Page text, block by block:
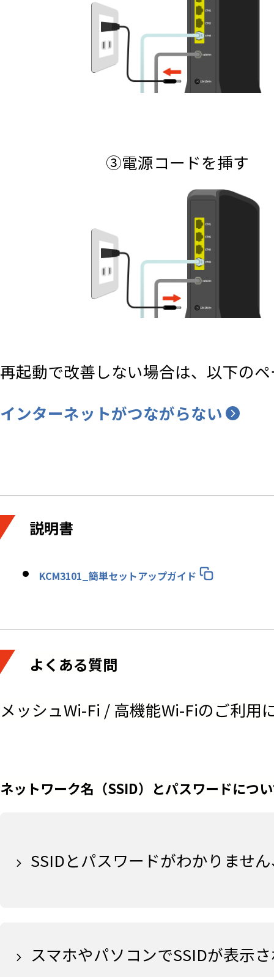
③電源コードを挿す
再起動で改善しない場合は、以下の
インターネットがつながらない
説明書
KCM3101_簡単セットアップガイド
よくある質問
メッシュWi-Fi / 高機能Wi-Fiのご利用
ネットワーク名（SSID）とパスワードにつ
SSIDとパスワードがわかりませ
スマホやパソコンでSSIDが表示